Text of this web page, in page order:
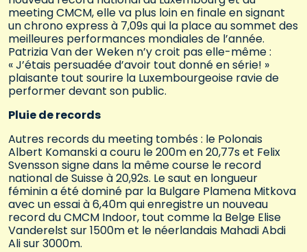
meeting CMCM, elle va plus loin en finale en signant
un chrono express à 7,09s qui la place au sommet des
meilleures performances mondiales de l’année.
Patrizia Van der Weken n’y croit pas elle-même :
« J’étais persuadée d’avoir tout donné en série! »
plaisante tout sourire la Luxembourgeoise ravie de
performer devant son public.
Pluie de records
Autres records du meeting tombés : le Polonais
Albert Komanski a couru le 200m en 20,77s et Felix
Svensson signe dans la même course le record
national de Suisse à 20,92s. Le saut en longueur
féminin a été dominé par la Bulgare Plamena Mitkova
avec un essai à 6,40m qui enregistre un nouveau
record du CMCM Indoor, tout comme la Belge Elise
Vanderelst sur 1500m et le néerlandais Mahadi Abdi
Ali sur 3000m.